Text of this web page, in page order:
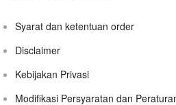
Syarat dan ketentuan order
Disclaimer
Kebijakan Privasi
Modifikasi Persyaratan dan